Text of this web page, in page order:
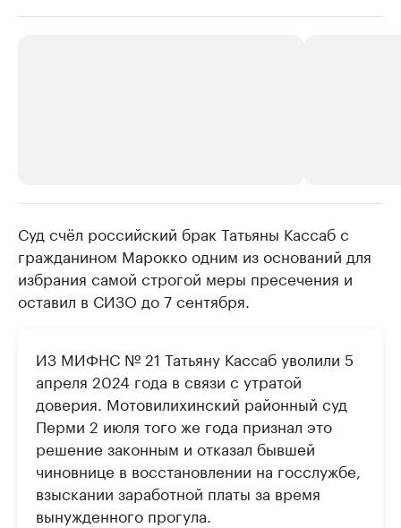
Крупнейшие производители и
продавцы медийной продукции
Ознакомьтесь с информацией в каталоге
РБК Компании
Страховые
Суд счёл российский брак Татьяны Кассаб с
гражданином Марокко одним из оснований для
избрания самой строгой меры пресечения и
оставил в СИЗО до 7 сентября.
ИЗ МИФНС № 21 Татьяну Кассаб уволили 5
апреля 2024 года в связи с утратой
доверия. Мотовилихинский районный суд
Перми 2 июля того же года признал это
решение законным и отказал бывшей
чиновнице в восстановлении на госслужбе,
взыскании заработной платы за время
вынужденного прогула.